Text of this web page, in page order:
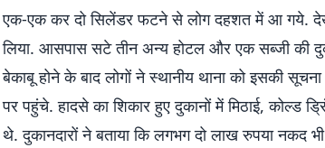
एक-एक कर दो सिलेंडर फटने से लोग दहशत में आ गये.
लिया. आसपास सटे तीन अन्य होटल और एक सब्जी
बेकाबू होने के बाद लोगों ने स्थानीय थाना को इसकी
पर पहुंचे. हादसे का शिकार हुए दुकानों में मिठाई, कोल्ड
थे. दुकानदारों ने बताया कि लगभग दो लाख रुपया नकद